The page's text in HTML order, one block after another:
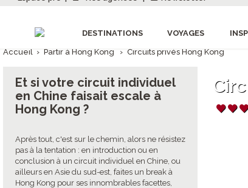
DESTINATIONS VOYAGES
Accueil › Partir à Hong Kong › Circuits privés Hong Kong
Et si votre circuit individuel
en Chine faisait escale à
Hong Kong ?
Après tout, c'est sur le chemin, alors ne résistez
pas à la tentation : en introduction ou en
conclusion à un circuit individuel en Chine, ou
ailleurs en Asie du sud-est, faites un break à
Hong Kong pour ses innombrables facettes,